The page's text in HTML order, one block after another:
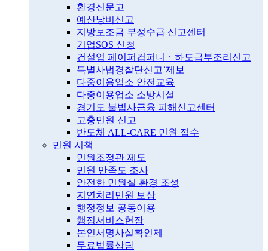
환경신문고
예산낭비신고
지방보조금 부정수급 신고센터
기업SOS 신청
건설업 페이퍼컴퍼니ㆍ하도급부조리신고
특별사법경찰단신고˙제보
다중이용업소 안전교육
다중이용업소 소방시설
경기도 불법사금융 피해신고센터
고충민원 신고
반도체 ALL-CARE 민원 접수
민원 시책
민원조정관 제도
민원 만족도 조사
안전한 민원실 환경 조성
지연처리민원 보상
행정정보 공동이용
행정서비스헌장
본인서명사실확인제
무료법률상담